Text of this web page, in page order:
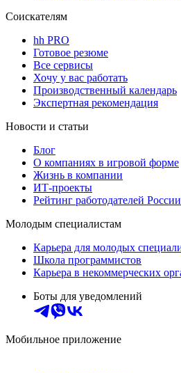
Соискателям
hh PRO
Готовое резюме
Все сервисы
Хочу у вас работать
Производственный календарь
Экспертная рекомендация
Новости и статьи
Блог
О компаниях в игровой форме
Жизнь в компании
ИТ-проекты
Рейтинг работодателей России
Молодым специалистам
Карьера для молодых
Школа программистов
Карьера в некоммерческих
Боты для уведомлений
Мобильное приложение